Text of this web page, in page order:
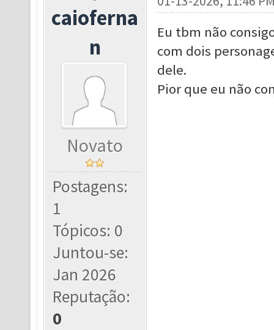
caioferna
n
Novato
Postagens:
1
Tópicos: 0
Juntou-se:
Jan 2026
Reputação:
0
Eu tbm não
com dois
dele.
Pior que eu não